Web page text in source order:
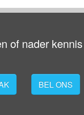
of nader
BEL ONS